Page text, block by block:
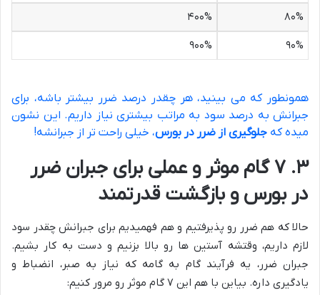
۸۰%
۴۰۰%
۹۰%
۹۰۰%
همونطور که می بینید، هر چقدر درصد ضرر بیشتر باشه، برای
جبرانش به درصد سود به مراتب بیشتری نیاز داریم. این نشون
میده که جلوگیری از ضرر در بورس، خیلی راحت تر از جبرانشه!
۳. ۷ گام موثر و عملی برای جبران ضرر
در بورس و بازگشت قدرتمند
حالا که هم ضرر رو پذیرفتیم و هم فهمیدیم برای جبرانش چقدر سود
لازم داریم، وقتشه آستین ها رو بالا بزنیم و دست به کار بشیم.
جبران ضرر، یه فرآیند گام به گامه که نیاز به صبر، انضباط و
یادگیری داره. بیاین با هم این ۷ گام موثر رو مرور کنیم: